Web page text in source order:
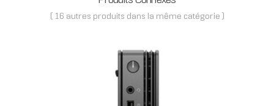
( 16 autres produits dans la même catégorie )